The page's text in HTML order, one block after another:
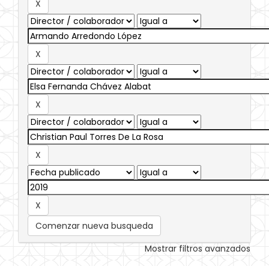
Comenzar nueva busqueda
Mostrar filtros avanzados